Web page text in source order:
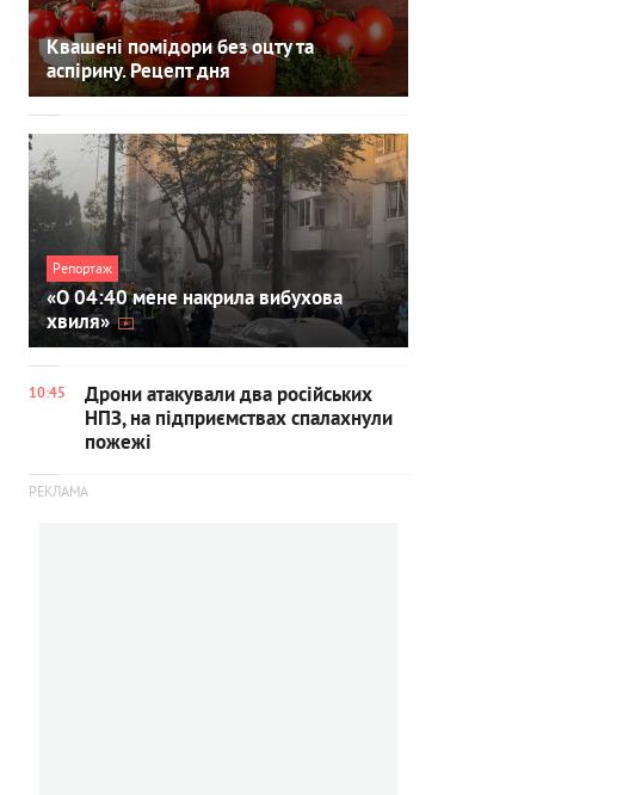
Квашені помідори без оцту та
аспірину. Рецепт дня
Репортаж
«О 04:40 мене накрила вибухова
хвиля»
10:45
Дрони атакували два російських
НПЗ, на підприємствах спалахнули
пожежі